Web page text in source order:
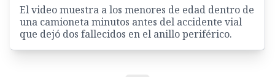
El video muestra a los menores de edad dentro de
una camioneta minutos antes del accidente vial
que dejó dos fallecidos en el anillo periférico.